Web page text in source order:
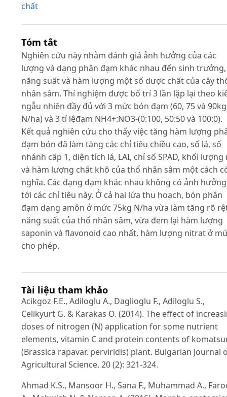
chất
Tóm tắt
Nghiên cứu này nhằm đánh giá ảnh hưởng của các
lượng và dạng phân đạm khác nhau đến sinh trưởng,
năng suất và hàm lượng một số dược chất của cây
nhân sâm. Thí nghiệm được bố trí 3 lần lặp lại theo
ngẫu nhiên đầy đủ với 3 mức bón đạm (60, 75 và 90kg
N/ha) và 3 tỉ lệđạm NH4+:NO3-(0:100, 50:50 và 100:0).
Kết quả nghiên cứu cho thấy việc tăng hàm lượng
đạm bón đã làm tăng các chỉ tiêu chiều cao, số lá, số
nhánh cấp 1, diện tích lá, LAI, chỉ số SPAD, khối lượng
và hàm lượng chất khô của thổ nhân sâm một cách
nghĩa. Các dạng đạm khác nhau không có ảnh hưởng
tới các chỉ tiêu này. Ở cả hai lứa thu hoạch, bón phân
đạm dạng amôn ở mức 75kg N/ha vừa làm tăng rõ
năng suất của thổ nhân sâm, vừa đem lại hàm lượng
saponin và flavonoid cao nhất, hàm lượng nitrat ở
cho phép.
Tài liệu tham khảo
Acikgoz F.E., Adiloglu A., Daglioglu F., Adiloglu S.,
Celikyurt G. & Karakas O. (2014). The effect of
doses of nitrogen (N) application for some nutrient
elements, vitamin C and protein contents of
(Brassica rapavar. perviridis) plant. Bulgarian Journal
Agricultural Science. 20 (2): 321-324.
Ahmad K.S., Mansoor H., Sana F., Muhammad A.,